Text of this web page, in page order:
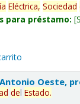
Eléctrica, Sociedad
para préstamo:
Oeste,
delEstado.